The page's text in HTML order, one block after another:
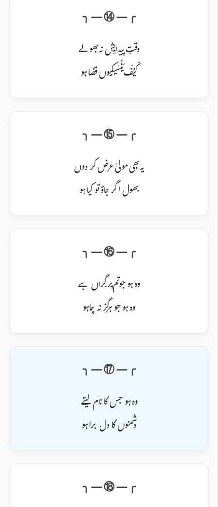
وقتِ پیدایِش نہ بھولے
کَیْفَ یَنْسٰیکیوں قضا ہو
یہ بھی مولیٰ عرض کر دوں
بھول اگر جاؤ تو کیا ہو
وہ ہو جو تم پر گِراں ہے
وہ ہو جو ہرگز نہ چاہو
وہ ہو جس کا نام لیتے
دشمنوں کا دل برا ہو